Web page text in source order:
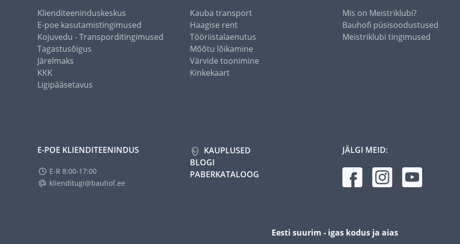
Klienditeeninduskeskus
E-poe kasutamistingimused
Kojuvedu - Transporditingimused
Tagastusõigus
Järelmaks
KKK
Ligipääsetavus
Kauba transport
Haagise rent
Tööriistalaenutus
Mõõtu lõikamine
Värvide toonimine
Kinkekaart
Mis on Meistriklubi?
Bauhofi püsisoodustused
Meistriklubi tingimused
E-POE KLIENDITEENINDUS
E-R 8:00-17:00
klienditugi@bauhof.ee
KAUPLUSED
BLOGI
PABERKATALOOG
JÄLGI MEID:
Eesti suurim - igas kodus ja aias